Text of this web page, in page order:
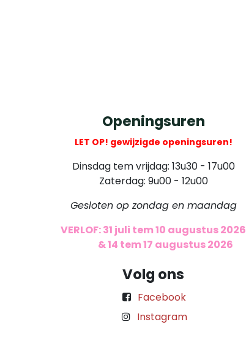
Openingsuren
LET OP! gewijzigde openingsuren!
Dinsdag tem vrijdag: 13u30 - 17u00
Zaterdag: 9u00 - 12u00
Gesloten op zondag en maandag
VERLOF: 31 juli tem 10 augustus 2026
& 14 tem 17 augustus 2026
Volg ons
Facebook
Instagram